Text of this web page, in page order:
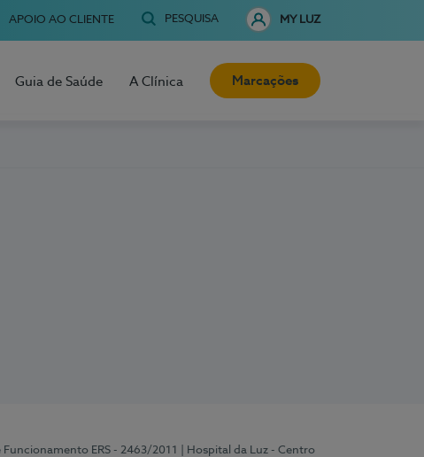
APOIO AO CLIENTE PESQUISA MY LUZ
Guia de Saúde A Clínica Marcações
Funcionamento ERS - 2463/2011
| Hospital da Luz - Centro